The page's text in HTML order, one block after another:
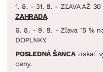
1. 8. - 31. 8. - ZĽAVA AŽ
ZAHRADA.
6. 8. - 9. 8. - Zľava 15 %
DOPLNKY.
POSLEDNÁ ŠANCAzískať
ceny.